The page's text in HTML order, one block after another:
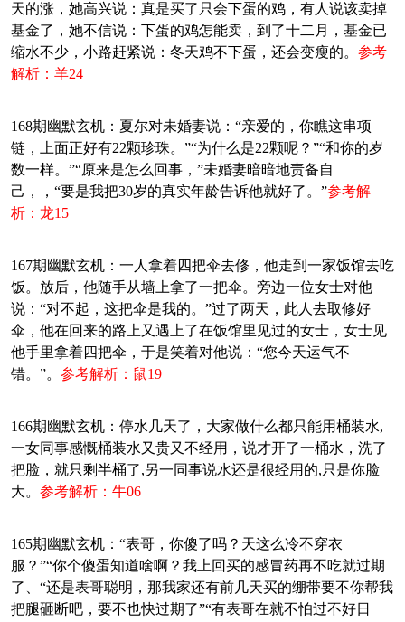
天的涨，她高兴说：真是买了只会下蛋的鸡，有人说该卖掉
基金了，她不信说：下蛋的鸡怎能卖，到了十二月，基金已
缩水不少，小路赶紧说：冬天鸡不下蛋，还会变瘦的。 参考
解析：羊24
168期幽默玄机：夏尔对未婚妻说：“亲爱的，你瞧这串项
链，上面正好有22颗珍珠。”“为什么是22颗呢？”“和你的岁
数一样。”“原来是怎么回事，”未婚妻暗暗地责备自
己，，“要是我把30岁的真实年龄告诉他就好了。”参考解
析：龙15
167期幽默玄机：一人拿着四把伞去修，他走到一家饭馆去吃
饭。放后，他随手从墙上拿了一把伞。旁边一位女士对他
说：“对不起，这把伞是我的。”过了两天，此人去取修好
伞，他在回来的路上又遇上了在饭馆里见过的女士，女士见
他手里拿着四把伞，于是笑着对他说：“您今天运气不
错。”。 参考解析：鼠19
166期幽默玄机：停水几天了，大家做什么都只能用桶装水,
一女同事感慨桶装水又贵又不经用，说才开了一桶水，洗了
把脸，就只剩半桶了,另一同事说水还是很经用的,只是你脸
大。 参考解析：牛06
165期幽默玄机：“表哥，你傻了吗？天这么冷不穿衣
服？”“你个傻蛋知道啥啊？我上回买的感冒药再不吃就过期
了、“还是表哥聪明，那我家还有前几天买的绷带要不你帮我
把腿砸断吧，要不也快过期了”“有表哥在就不怕过不好日